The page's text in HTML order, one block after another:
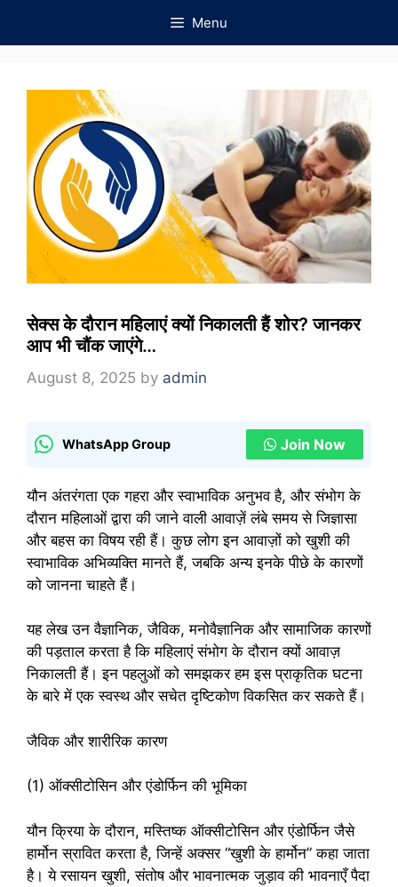
Menu
सेक्स के दौरान महिलाएं क्यों निकालती हैं शोर? जानकर
आप भी चौंक जाएंगे…
August 8, 2025 by admin
WhatsApp Group Join Now
यौन अंतरंगता एक गहरा और स्वाभाविक अनुभव है, और संभोग के
दौरान महिलाओं द्वारा की जाने वाली आवाज़ें लंबे समय से जिज्ञासा
और बहस का विषय रही हैं। कुछ लोग इन आवाज़ों को खुशी की
स्वाभाविक अभिव्यक्ति मानते हैं, जबकि अन्य इनके पीछे के कारणों
को जानना चाहते हैं।
यह लेख उन वैज्ञानिक, जैविक, मनोवैज्ञानिक और सामाजिक कारणों
की पड़ताल करता है कि महिलाएं संभोग के दौरान क्यों आवाज़
निकालती हैं। इन पहलुओं को समझकर हम इस प्राकृतिक घटना
के बारे में एक स्वस्थ और सचेत दृष्टिकोण विकसित कर सकते हैं।
जैविक और शारीरिक कारण
(1) ऑक्सीटोसिन और एंडोर्फिन की भूमिका
यौन क्रिया के दौरान, मस्तिष्क ऑक्सीटोसिन और एंडोर्फिन जैसे
हार्मोन स्रावित करता है, जिन्हें अक्सर “खुशी के हार्मोन” कहा जाता
है। ये रसायन खुशी, संतोष और भावनात्मक जुड़ाव की भावनाएँ पैदा